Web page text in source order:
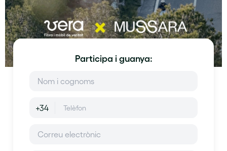
Participa i guanya:
+34